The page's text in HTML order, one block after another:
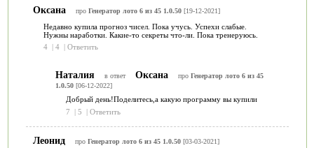
Оксана
про Генератор лото 6 из 45 1.0.50[19-12-2021]
Недавно купила прогноз чисел. Пока учусь. Успехи слабые.
Нужны наработки. Какие-то секреты что-ли. Пока тренеруюсь.
4
4 Ответить
Наталия в ответ Оксана про Генератор лото 6 из 45
1.0.50[06-12-2022]
Добрый день!Поделитесь,а какую программу вы купили
7
| 5 | Ответить
Леонид про Генератор лото 6 из 45 1.0.50[03-03-2021]